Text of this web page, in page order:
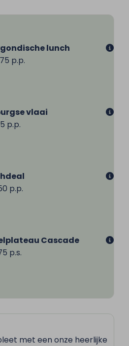
lunch
p.p.
vlaai
p.p.
p.p.
Cascade
p.s.
met een onze heerlijke